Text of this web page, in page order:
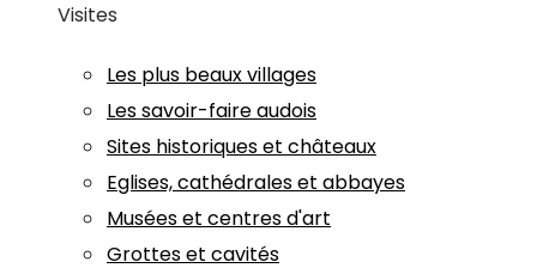
Visites
Les plus beaux villages
Les savoir-faire audois
Sites historiques et châteaux
Eglises, cathédrales et abbayes
Musées et centres d'art
Grottes et cavités